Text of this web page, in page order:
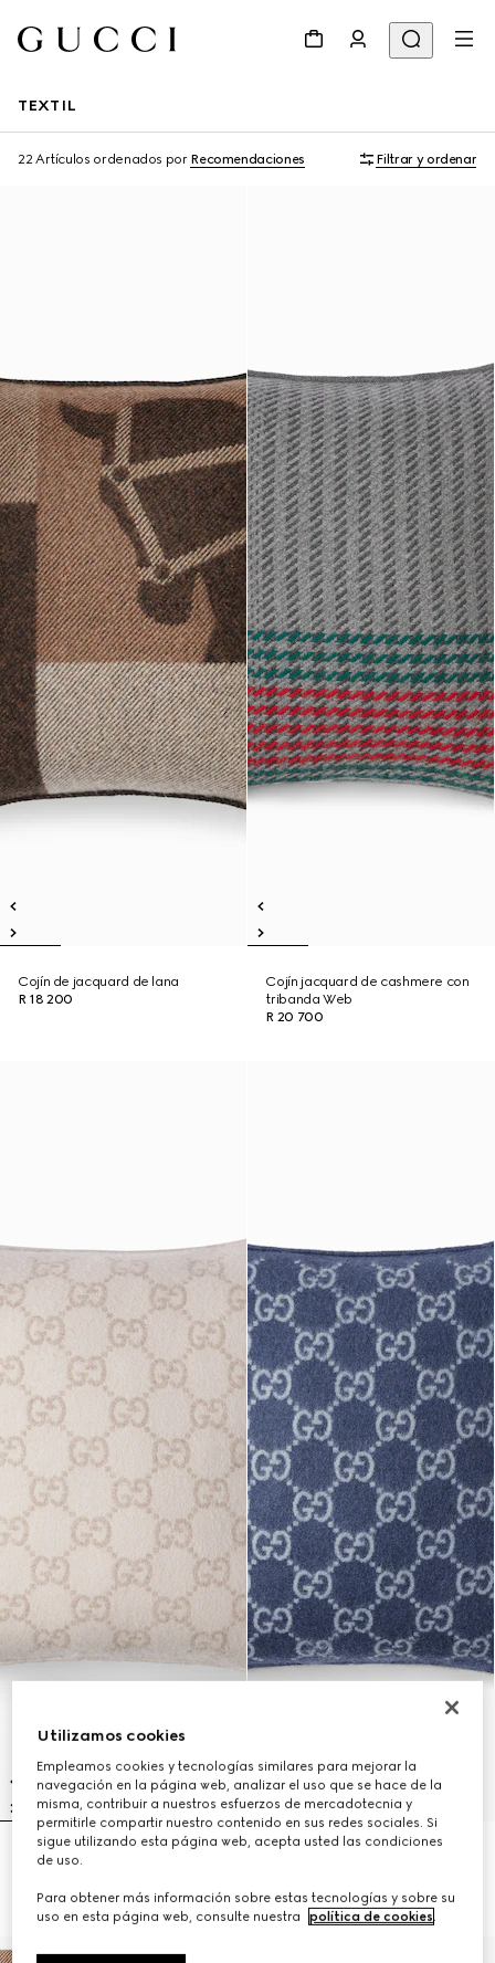
TEXTIL
22 Artículos ordenados por Recomendaciones Filtrar y ordenar
Cojín de jacquard de lana
R 18 200
Cojín jacquard de cashmere con
tribanda Web
R 20 700
Cojín de jacquard de cashmere y
R 18 200
R 18 200
Utilizamos cookies
Empleamos cookies y tecnologías similares para mejorar la
navegación en la página web, analizar el uso que se hace de la
misma, contribuir a nuestros esfuerzos de mercadotecnia y
permitirle compartir nuestro contenido en sus redes sociales. Si
sigue utilizando esta página web, acepta usted las condiciones
de uso.
Para obtener más información sobre estas tecnologías y sobre su
uso en esta página web, consulte nuestra
política de cookies